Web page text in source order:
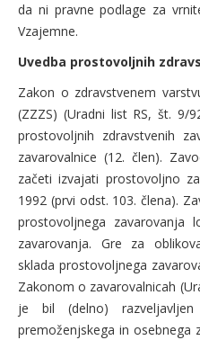
da ni pravne podlage za
Vzajemne.
Uvedba prostovoljnih
Zakon o zdravstvenem
(ZZZS) (Uradni list RS, št. 9/
prostovoljnih zdravstvenih
zavarovalnice (12. člen).
začeti izvajati prostovoljno
1992 (prvi odst. 103. člena).
prostovoljnega zavarovanja
zavarovanja. Gre za
sklada prostovoljnega
Zakonom o zavarovalnicah
je bil (delno)
premoženjskega in osebnega